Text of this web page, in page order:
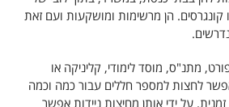
קונגרסים. הן מרשימות ומושקעות ועם זאת
מתנ"ס, מוסד לימודי, קליניקה או
לחצות למספר חללים עבור כמה וכמה
על ידי אותן מחיצות ניידות אפשר